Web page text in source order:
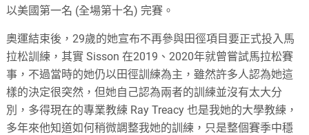
以美國第一名 (全場第十名) 完賽。
奧運結束後，29歲的她宣布不再參與田徑項目要正式投入馬
拉松訓練，其實 Sisson 在2019、2020年就曾嘗試馬拉松賽
事，不過當時的她仍以田徑訓練為主，雖然許多人認為她這
樣的決定很突然，但她自己認為兩者的訓練並沒有太大分
別，多得現在的專業教練 Ray Treacy 也是我她的大學教練，
多年來他知道如何稍微調整我她的訓練，只是整個賽季中穩